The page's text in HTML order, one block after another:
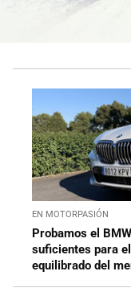
EN MOTORPASIÓN
Probamos el
suficientes para
equilibrado del